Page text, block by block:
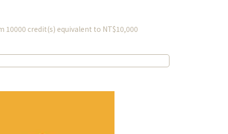
10000 credit(s) equivalent to NT$10,000